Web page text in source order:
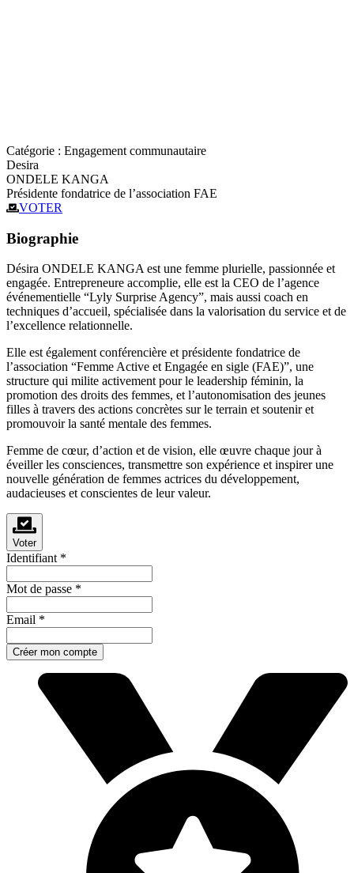
Catégorie : Engagement communautaire
Desira
ONDELE KANGA
Présidente fondatrice de l’association FAE
VOTER
Biographie
Désira ONDELE KANGA est une femme plurielle, passionnée et
engagée. Entrepreneure accomplie, elle est la CEO de l’agence
événementielle “Lyly Surprise Agency”, mais aussi coach en
techniques d’accueil, spécialisée dans la valorisation du service et de
l’excellence relationnelle.
Elle est également conférencière et présidente fondatrice de
l’association “Femme Active et Engagée en sigle (FAE)”, une
structure qui milite activement pour le leadership féminin, la
promotion des droits des femmes, et l’autonomisation des jeunes
filles à travers des actions concrètes sur le terrain et soutenir et
promouvoir la santé mentale des femmes.
Femme de cœur, d’action et de vision, elle œuvre chaque jour à
éveiller les consciences, transmettre son expérience et inspirer une
nouvelle génération de femmes actrices du développement,
audacieuses et conscientes de leur valeur.
Voter
Identifiant *
Mot de passe *
Email *
Créer mon compte